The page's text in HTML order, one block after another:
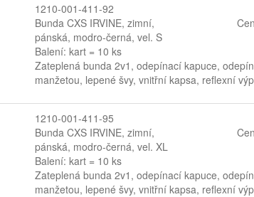
1210-001-411-92
Bunda CXS IRVINE, zimní,
pánská, modro-černá, vel. S
Balení: kart = 10 ks
Zateplená bunda 2v1, odepínací kapuce,
manžetou, lepené švy, vnitřní kapsa, reflexní
1210-001-411-95
Bunda CXS IRVINE, zimní,
pánská, modro-černá, vel. XL
Balení: kart = 10 ks
Zateplená bunda 2v1, odepínací kapuce,
manžetou, lepené švy, vnitřní kapsa, reflexní